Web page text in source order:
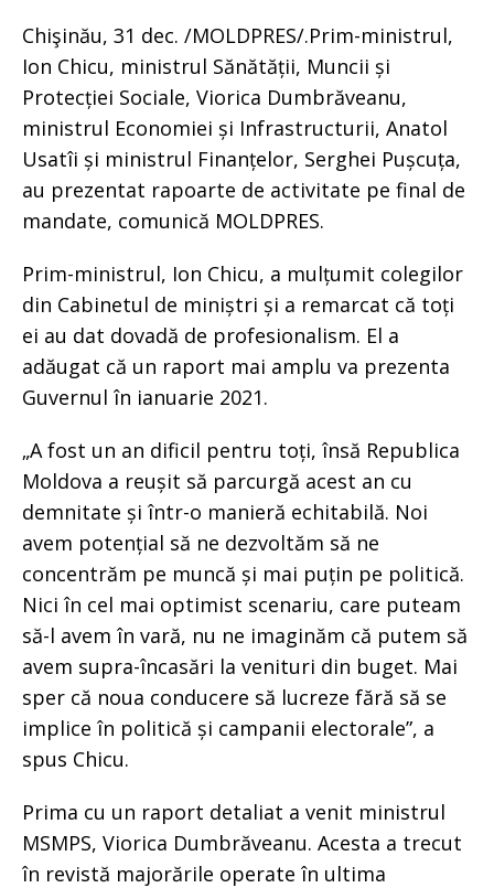
Chişinău, 31 dec. /MOLDPRES/.Prim-ministrul,
Ion Chicu, ministrul Sănătății, Muncii și
Protecției Sociale, Viorica Dumbrăveanu,
ministrul Economiei și Infrastructurii, Anatol
Usatîi și ministrul Finanțelor, Serghei Pușcuța,
au prezentat rapoarte de activitate pe final de
mandate, comunică MOLDPRES.
Prim-ministrul, Ion Chicu, a mulțumit colegilor
din Cabinetul de miniștri și a remarcat că toți
ei au dat dovadă de profesionalism. El a
adăugat că un raport mai amplu va prezenta
Guvernul în ianuarie 2021.
„A fost un an dificil pentru toți, însă Republica
Moldova a reușit să parcurgă acest an cu
demnitate și într-o manieră echitabilă. Noi
avem potențial să ne dezvoltăm să ne
concentrăm pe muncă și mai puțin pe politică.
Nici în cel mai optimist scenariu, care puteam
să-l avem în vară, nu ne imaginăm că putem să
avem supra-încasări la venituri din buget. Mai
sper că noua conducere să lucreze fără să se
implice în politică și campanii electorale”, a
spus Chicu.
Prima cu un raport detaliat a venit ministrul
MSMPS, Viorica Dumbrăveanu. Acesta a trecut
în revistă majorările operate în ultima